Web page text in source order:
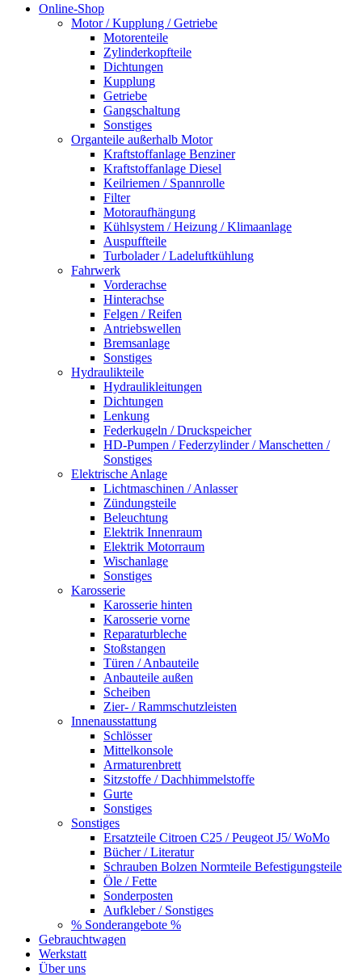
Online-Shop
Motor / Kupplung / Getriebe
Motorenteile
Zylinderkopfteile
Dichtungen
Kupplung
Getriebe
Gangschaltung
Sonstiges
Organteile außerhalb Motor
Kraftstoffanlage Benziner
Kraftstoffanlage Diesel
Keilriemen / Spannrolle
Filter
Motoraufhängung
Kühlsystem / Heizung / Klimaanlage
Auspuffteile
Turbolader / Ladeluftkühlung
Fahrwerk
Vorderachse
Hinterachse
Felgen / Reifen
Antriebswellen
Bremsanlage
Sonstiges
Hydraulikteile
Hydraulikleitungen
Dichtungen
Lenkung
Federkugeln / Druckspeicher
HD-Pumpen / Federzylinder / Manschetten /
Sonstiges
Elektrische Anlage
Lichtmaschinen / Anlasser
Zündungsteile
Beleuchtung
Elektrik Innenraum
Elektrik Motorraum
Wischanlage
Sonstiges
Karosserie
Karosserie hinten
Karosserie vorne
Reparaturbleche
Stoßstangen
Türen / Anbauteile
Anbauteile außen
Scheiben
Zier- / Rammschutzleisten
Innenausstattung
Schlösser
Mittelkonsole
Armaturenbrett
Sitzstoffe / Dachhimmelstoffe
Gurte
Sonstiges
Sonstiges
Ersatzteile Citroen C25 / Peugeot J5/ WoMo
Bücher / Literatur
Schrauben Bolzen Normteile Befestigungsteile
Öle / Fette
Sonderposten
Aufkleber / Sonstiges
% Sonderangebote %
Gebrauchtwagen
Werkstatt
Über uns